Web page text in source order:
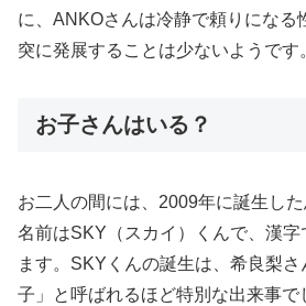
に、ANKOさんは冷静で頼りになる
突に発展することは少ないようです
お子さんはいる？
お二人の間には、2009年に誕生した
名前はSKY（スカイ）くんで、漢字
ます。SKYくんの誕生は、希良梨
子」と呼ばれるほど特別な出来事で